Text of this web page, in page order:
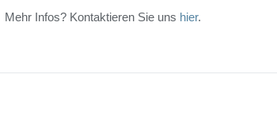
Mehr Infos? Kontaktieren Sie uns hier.